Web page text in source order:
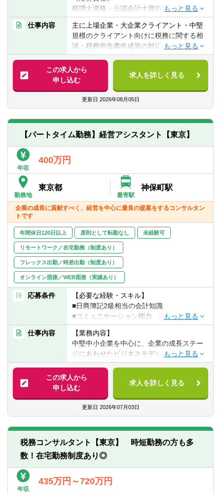
税理士資格・公認会計士資格をお持ちの方
税理士試験科目合格３科目以上（法人税
法、相続税法のいずれか必須）をお持ちの
方
（必要な能力・経験）
会計事務所or税理士法人経験 3年以上
コミュニケーション力を重視します
思考能力及び提案力を要します
自己が行った仕事等に対する責任感
須）
仕事内容
主に上場企業・大企業クライアント・中堅
規模のクライアント向けに税務に関する相
談・税務申告書作成等の対応を行います。
具体的には以下の業務を行います。
クライアントの税務に関する相談等の対応
税務申告書作成や税務、会計に関する分析
業務等
資産税を中心とする税務コンサルや財産保
全等コンサル
事業承継に関するコンサルティング、国際
税務等
【アタックス税理士法人について】
アタックス税理士法人（税務カンパニー）
は、東京・名古屋・大阪・静岡・仙台に拠
点を持つ総勢約90名のカンパニーです。
クライアント向けに税務相談、税務申告書
作成や事業承継、相続対策、国際税務等の
支援を行っております。
この求人から
申し込む
求人を詳しく見る
更新日 2026年08月05日
【パートタイム勤務】経営アシスタント【東京】
年収
400万円
勤務地
東京都
最寄駅
神保町駅
企業の成長に貢献すべく、経営を中心に最良の提案をするコンサルタン
トです
年間休日120日以上 原則として転勤なし 未経験可
リモートワーク／在宅勤務（制度あり）
フレックス出勤／時差出勤（制度あり）
オンライン面接／WEB面接（実績あり）
応募条件
【必要な経験・スキル】
■日商簿記2級相当の会計知識
■コミュニケーション能力、論理的思考能力
■ＰＣスキル（ワード、エクセル、パワーポ
イントの基本操作）
【歓迎経験・スキル】
■コンサル業界、監査法人、会計事務所、金
融機関経験者、事業会社の経営企画経験
者、歓迎いたします
■公認会計士資格をお持ちの方
■中小企業診断士資格をお持ちの方
■日商簿記検定１級をお持ちの方
仕事内容
【業務内容】
中堅中小企業を中心に、企業の成長ステー
ジにあわせたビジネスモデルの構築や企業
価値向上についての支援を行うのが、同社
のビジネス・コンサルティング部門です。
【具体的には】
具体的には以下の業務を行います。
■企業再編支援・企業再生支援
■Ｍ＆Ａ／ＭＢＯ（FA業務、デューデリジ
ェンス、PMI）支援
■経営計画策定支援・業績管理制度構築・資
金繰り安定化サポート
■株式公開支援
■経営顧問業務 等
この求人から
申し込む
求人を詳しく見る
更新日 2026年07月03日
税務コンサルタント【東京】 時短勤務の方も多
数！在宅勤務制度あり◎
年収
435万円～720万円